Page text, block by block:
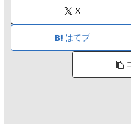
X
はてブ